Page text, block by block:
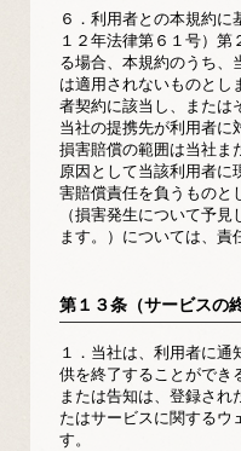
６． 利用者との本規約に
１２年法律第６１号）
る場合、本規約のうち、
は適用されないものとし
者契約に該当し、または
当社の提携先が利用者に
損害賠償の範囲は当社ま
原因として当該利用者に
害賠償責任を負うものと
（損害発生について予
ます。）については、責
第１３条（サービスの
１． 当社は、利用者に通
供を終了することができ
または告知は、登録され
たはサービスに関するウ
す。